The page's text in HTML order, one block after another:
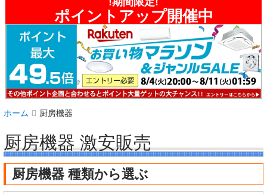
ホーム 厨房機器
厨房機器 激安販売
厨房機器 種類から選ぶ